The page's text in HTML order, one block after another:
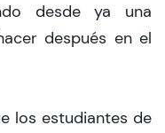
desde ya una
después en el
los estudiantes de